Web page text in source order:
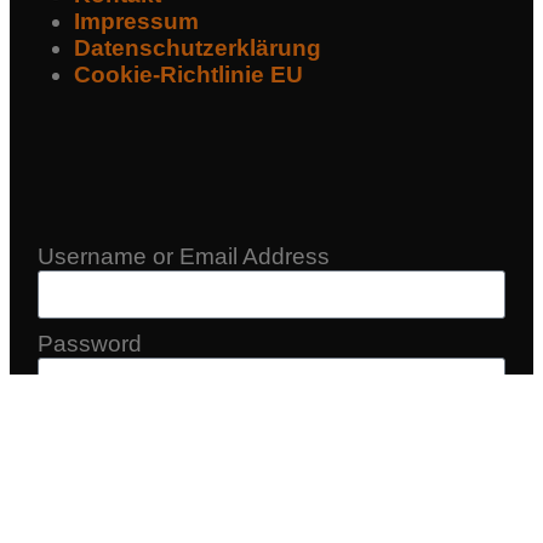
Impressum
Datenschutzerklärung
Cookie-Richtlinie EU
Username or Email Address
Password